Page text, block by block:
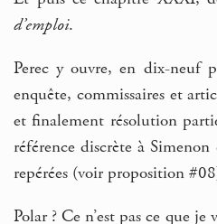
d’emploi.
Perec y ouvre, en dix-neuf
enquête, commissaires et
et finalement résolution
référence discrète à
repérées (voir proposition
Polar ? Ce n’est pas ce que